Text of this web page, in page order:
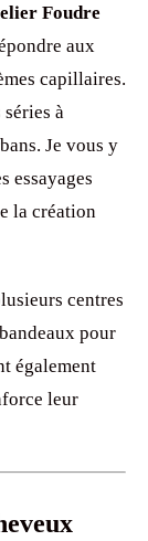
Foudre
aux
capillaires.
à
Je vous y
essayages
la création
centres
pour
également
leur